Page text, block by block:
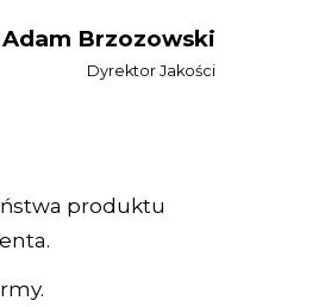
Adam Brzozowski
Dyrektor Jakości
produktu